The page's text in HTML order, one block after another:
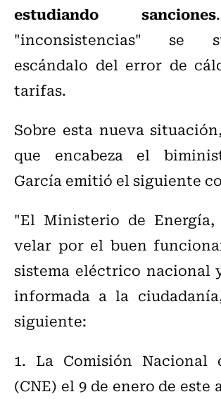
estudiando sanciones
"inconsistencias" se
escándalo del error de
tarifas.
Sobre esta nueva
que encabeza el
García emitió el siguiente
"El Ministerio de
velar por el buen
sistema eléctrico nacional
informada a la
siguiente:
1. La Comisión Nacional
(CNE) el 9 de enero de